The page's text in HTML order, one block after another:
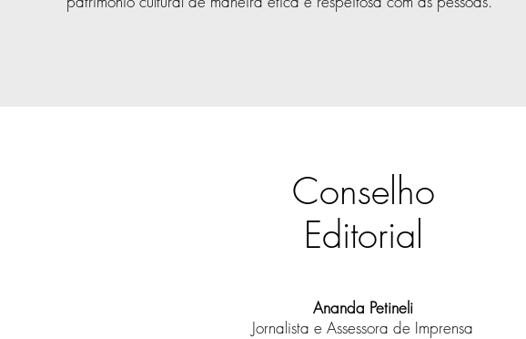
Conselho
Editorial
Ananda Petineli
Jornalista e Assessora de Imprensa